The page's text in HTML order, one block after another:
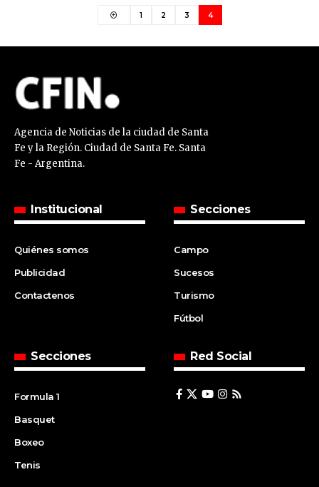
1 2 3 4
Agencia de Noticias de la ciudad de Santa
Fe y la Región. Ciudad de Santa Fe. Santa
Fe - Argentina.
Institucional
Quiénes somos
Publicidad
Contactenos
Secciones
Campo
Sucesos
Turismo
Fútbol
Secciones
Formula 1
Basquet
Boxeo
Tenis
Red Social